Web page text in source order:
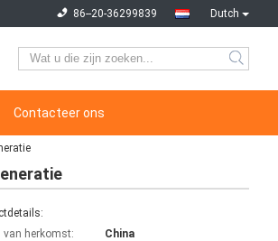
Dutch
86--20-36299839
Contacteer ons
van herkomst:
China